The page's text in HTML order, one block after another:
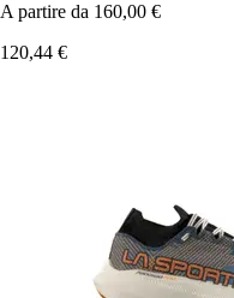
A partire da 160,00 €
120,44 €